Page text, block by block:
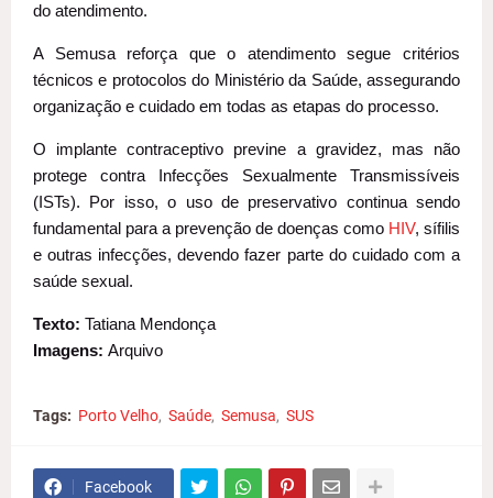
do atendimento.
A Semusa reforça que o atendimento segue critérios
técnicos e protocolos do Ministério da Saúde, assegurando
organização e cuidado em todas as etapas do processo.
O implante contraceptivo previne a gravidez, mas não
protege contra Infecções Sexualmente Transmissíveis
(ISTs). Por isso, o uso de preservativo continua sendo
fundamental para a prevenção de doenças como HIV, sífilis
e outras infecções, devendo fazer parte do cuidado com a
saúde sexual.
Texto: Tatiana Mendonça
Imagens: Arquivo
Tags: Porto Velho Saúde Semusa SUS
Facebook